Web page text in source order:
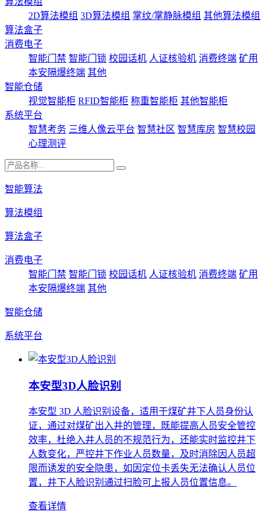
2D算法模组 3D算法模组 掌纹/掌静脉模组 其他算法模组
算法盒子
消费电子
智能门禁 智能门锁 校园话机 人证核验机 消费终端 矿用
本安隔爆终端 其他
智能仓储
视觉智能柜 RFID智能柜 称重智能柜 其他智能柜
系统平台
智慧考务 三维人像云平台 智慧社区 智慧库房 智慧校园
心理测评
智能算法
算法模组
算法盒子
消费电子
智能门禁 智能门锁 校园话机 人证核验机 消费终端 矿用
本安隔爆终端 其他
智能仓储
系统平台
本安型3D人脸识别
本安型 3D 人脸识别设备，适用于煤矿井下人员身份认
证，通过对煤矿出入井的管理，既能提高人员安全管控
效率，杜绝入井人员的不规范行为，还能实时监控井下
人数变化，严控井下作业人员数量，及时消除因人员超
限而诱发的安全隐患，如因定位卡丢失无法确认人员位
置，井下人脸识别通过扫脸可上报人员位置信息。
查看详情